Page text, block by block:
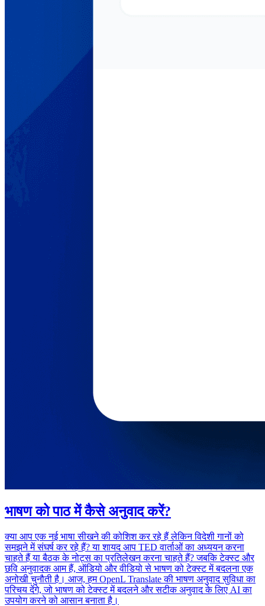
भाषण को पाठ में कैसे अनुवाद करें?
क्या आप एक नई भाषा सीखने की कोशिश कर रहे हैं लेकिन विदेशी गानों को
समझने में संघर्ष कर रहे हैं? या शायद आप TED वार्ताओं का अध्ययन करना
चाहते हैं या बैठक के नोट्स का प्रतिलेखन करना चाहते हैं? जबकि टेक्स्ट और
छवि अनुवादक आम हैं, ऑडियो और वीडियो से भाषण को टेक्स्ट में बदलना एक
अनोखी चुनौती है। आज, हम OpenL Translate की भाषण अनुवाद सुविधा का
परिचय देंगे, जो भाषण को टेक्स्ट में बदलने और सटीक अनुवाद के लिए AI का
उपयोग करने को आसान बनाता है।